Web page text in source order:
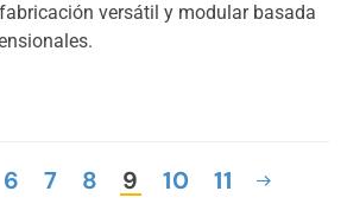
versátil y modular basada
6 7 8 9 10 11